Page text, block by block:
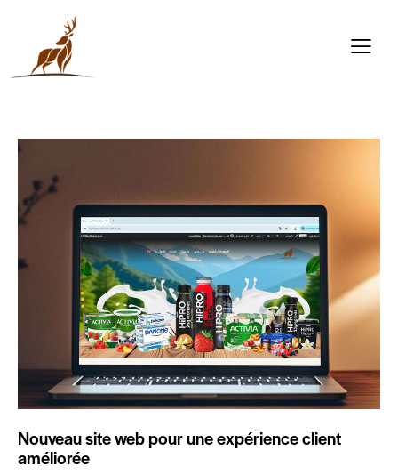
Nouveau site web pour une expérience client
améliorée